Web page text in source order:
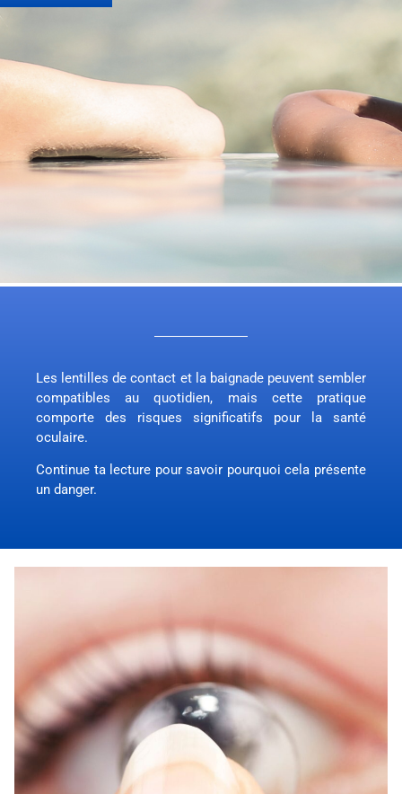
Les lentilles de contact et la baignade peuvent sembler
compatibles au quotidien, mais cette pratique
comporte des risques significatifs pour la santé
oculaire.
Continue ta lecture pour savoir pourquoi cela présente
un danger.